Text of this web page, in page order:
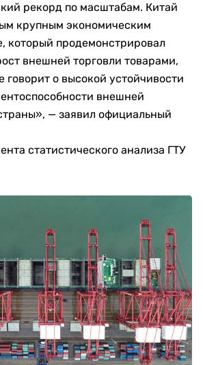
рекорд по масштабам. Китай
крупным экономическим
который продемонстрировал
внешней торговли товарами,
говорит о высокой устойчивости
внешней
— заявил официальный
статистического анализа ГТУ